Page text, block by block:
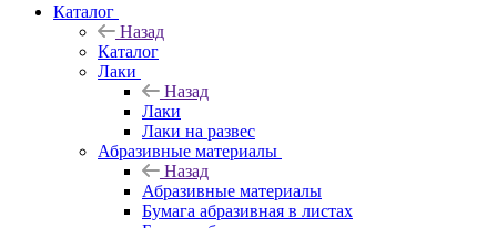
Каталог
Назад
Каталог
Лаки
Назад
Лаки
Лаки на развес
Абразивные материалы
Назад
Абразивные материалы
Бумага абразивная в листах